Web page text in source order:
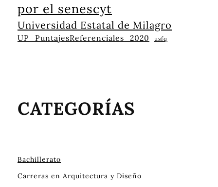
por el senescyt
Universidad Estatal de Milagro
UP_PuntajesReferenciales_2020 usfq
CATEGORÍAS
Bachillerato
Carreras en Arquitectura y Diseño